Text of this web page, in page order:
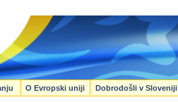
O Evropski uniji Dobrodošli v Sloveniji